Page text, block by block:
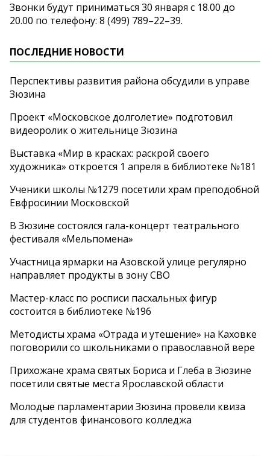
Звонки будут приниматься 30 января с 18.00 до
20.00 по телефону: 8 (499) 789–22–39.
ПОСЛЕДНИЕ НОВОСТИ
Перспективы развития района обсудили в управе
Зюзина
Проект «Московское долголетие» подготовил
видеоролик о жительнице Зюзина
Выставка «Мир в красках: раскрой своего
художника» откроется 1 апреля в библиотеке №181
Ученики школы №1279 посетили храм преподобной
Евфросинии Московской
В Зюзине состоялся гала-концерт театрального
фестиваля «Мельпомена»
Участница ярмарки на Азовской улице регулярно
направляет продукты в зону СВО
Мастер-класс по росписи пасхальных фигур
состоится в библиотеке №196
Методисты храма «Отрада и утешение» на Каховке
поговорили со школьниками о православной вере
Прихожане храма святых Бориса и Глеба в Зюзине
посетили святые места Ярославской области
Молодые парламентарии Зюзина провели квиза
для студентов финансового колледжа